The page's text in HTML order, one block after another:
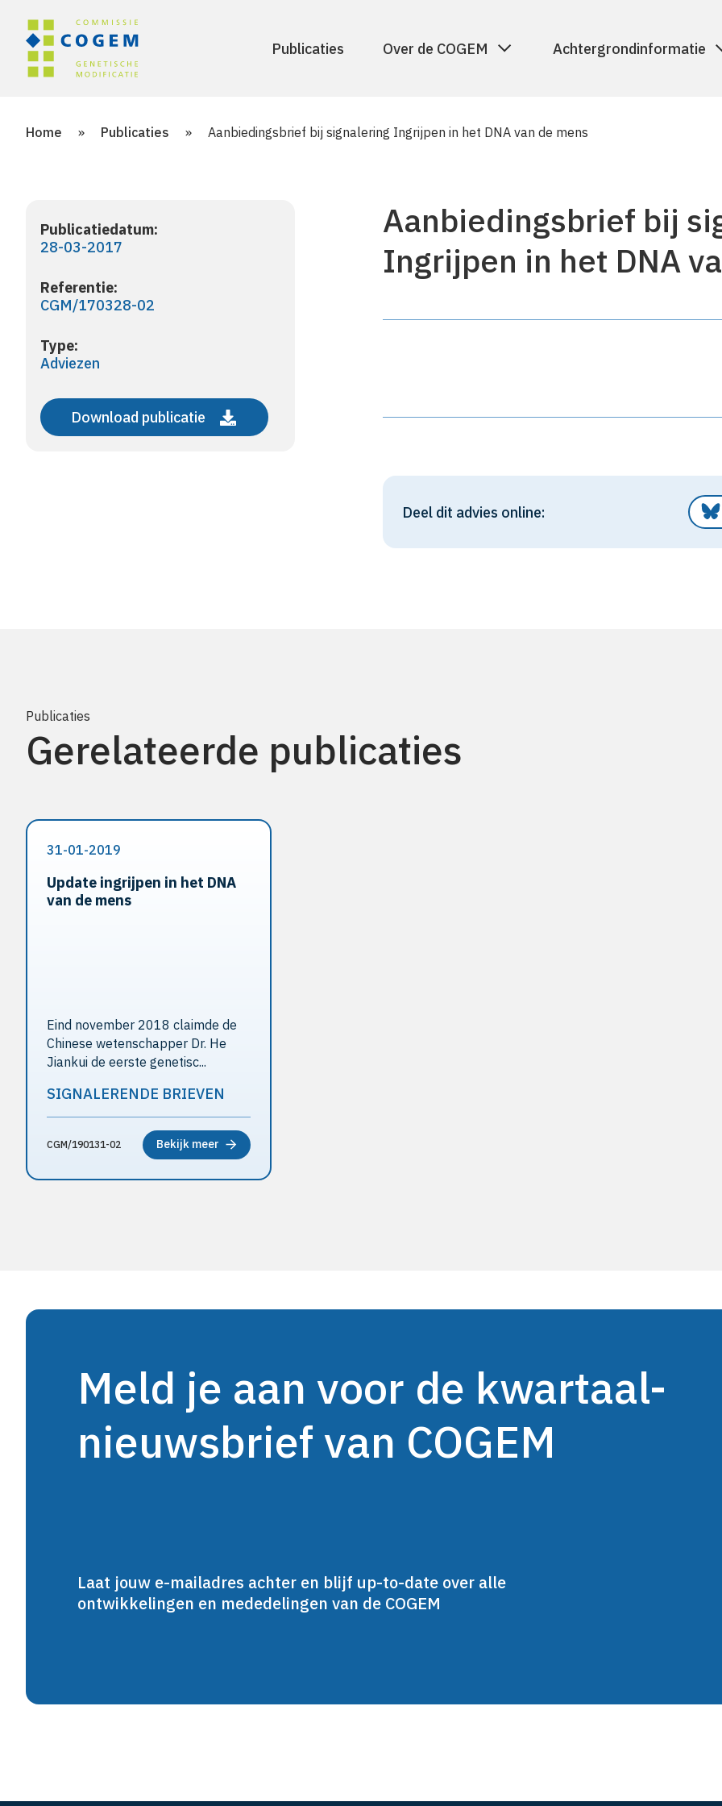
Publicaties Over de COGEM Achtergrondinformatie
Home » Publicaties » Aanbiedingsbrief bij signalering Ingrijpen in het DNA van de mens
Publicatiedatum:
28-03-2017
Referentie:
CGM/170328-02
Type:
Adviezen
Download publicatie
Aanbiedingsbrief bij
Ingrijpen in het DNA
Deel dit advies online:
Publicaties
Gerelateerde publicaties
31-01-2019
Update ingrijpen in het DNA
van de mens
Eind november 2018 claimde de
Chinese wetenschapper Dr. He
Jiankui de eerste genetisc...
SIGNALERENDE BRIEVEN
CGM/190131-02 Bekijk meer
Meld je aan voor de kwartaal-
nieuwsbrief van COGEM
Laat jouw e-mailadres achter en blijf up-to-date over alle
ontwikkelingen en mededelingen van de COGEM